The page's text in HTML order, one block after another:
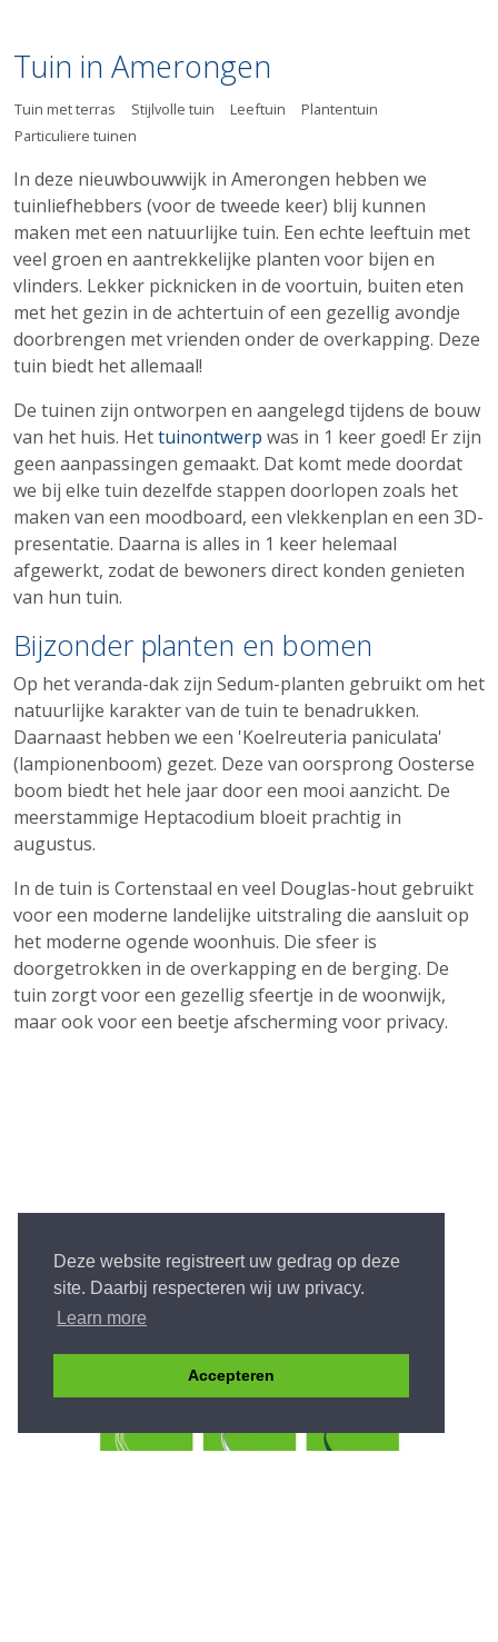
Deze website registreert uw gedrag op deze
site. Daarbij respecteren wij uw privacy.
Learn more
Accepteren
Tuin in Amerongen
Tuin met terras Stijlvolle tuin Leeftuin
Plantentuin
Particuliere tuinen
In deze nieuwbouwwijk in Amerongen hebben we
tuinliefhebbers (voor de tweede keer) blij kunnen
maken met een natuurlijke tuin. Een echte leeftuin met
veel groen en aantrekkelijke planten voor bijen en
vlinders. Lekker picknicken in de voortuin, buiten eten
met het gezin in de achtertuin of een gezellig avondje
doorbrengen met vrienden onderde overkapping. Deze
tuin biedt het allemaal!
De tuinen zijn ontworpen en aangelegd tijdens de bouw
van het huis. Hettuinontwerp was in 1 keer goed! Er zijn
geen aanpassingen gemaakt. Dat komt mede doordat
we bij elke tuin dezelfde stappen doorlopen zoals het
maken van een moodboard, een vlekkenplan en een 3D-
presentatie. Daarna is alles in 1 keer helemaal
afgewerkt, zodat de bewoners direct konden genieten
van hun tuin.
Bijzonder planten en bomen
Op het veranda-dak zijn Sedum-planten gebruikt om het
natuurlijke karakter van de tuin te benadrukken.
Daarnaast hebben we een 'Koelreuteria paniculata'
(lampionenboom) gezet. Deze van oorsprong Oosterse
boom biedt het hele jaar door een mooi aanzicht. De
meerstammige Heptacodium bloeit prachtig in
augustus.
In de tuin is Cortenstaal en veel Douglas-hout gebruikt
voor een moderne landelijke uitstraling die aansluit op
het moderne ogende woonhuis. Die sfeer is
doorgetrokken in de overkapping en de berging. De
tuin zorgt voor een gezellig sfeertje in de woonwijk,
maar ook voor een beetje afscherming voor privacy.